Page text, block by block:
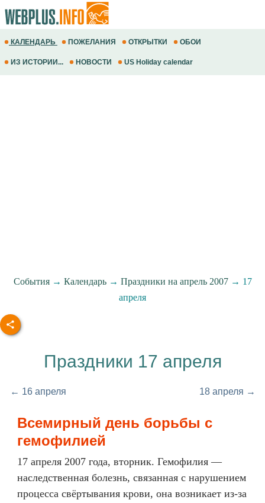
КАЛЕНДАРЬ ПОЖЕЛАНИЯ ОТКРЫТКИ ОБОИ
ИЗ ИСТОРИИ... НОВОСТИ US Holiday calendar
События→ Календарь→ Праздники на апрель 2007→ 17
апреля
Праздники 17 апреля
← 16 апреля 18 апреля →
Всемирный день борьбы с
гемофилией
17 апреля 2007 года, вторник. Гемофилия —
наследственная болезнь, связанная с нарушением
процесса свёртывания крови, она возникает из-за